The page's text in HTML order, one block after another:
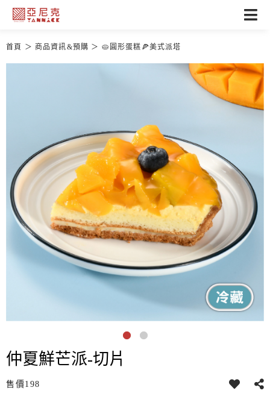
首頁 商品資訊&預購 🥧圓形蛋糕🍕美式派塔
仲夏鮮芒派-切片
售價 198